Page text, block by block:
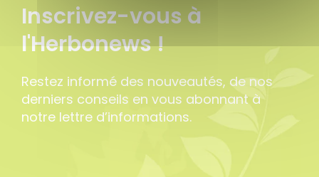
Inscrivez-vous à
l'Herbonews !
Restez informé des nouveautés, de nos
derniers conseils en vous abonnant à
notre lettre d’informations.